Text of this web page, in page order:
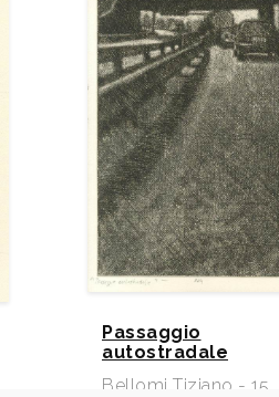
Passaggio
autostradale
Bellomi Tiziano - 15